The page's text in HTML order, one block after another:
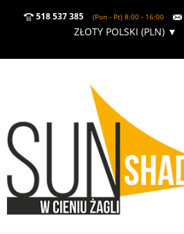
518 537 385 (Pon - Pt) 8:00 - 16:00
ZŁOTY POLSKI (PLN)▼